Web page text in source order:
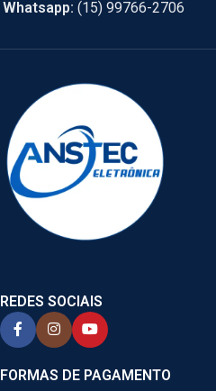
Whatsapp: (15) 99766-2706
REDES SOCIAIS
FORMAS DE PAGAMENTO